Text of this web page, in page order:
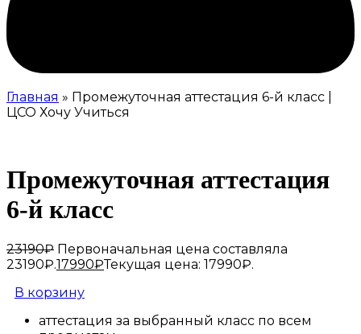
Главная » Промежуточная аттестация 6-й класс |
ЦСО Хочу Учиться
Промежуточная аттестация
6-й класс
23190₽ Первоначальная цена составляла
23190₽.17990₽Текущая цена: 17990₽.
В корзину
аттестация за выбранный класс по всем